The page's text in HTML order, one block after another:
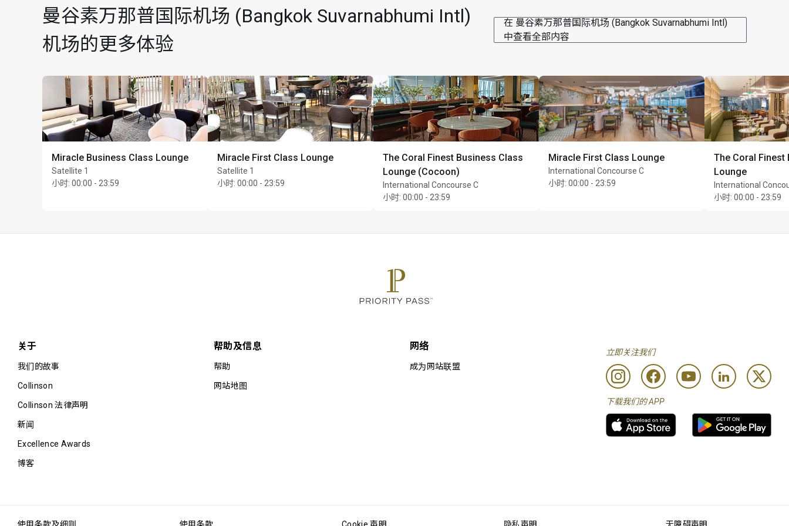
每位持卡人最多可携同 Unlimited 位同行宾客
曼谷素万那普国际机场 (Bangkok Suvarnabhumi Intl)
机场的更多体验
在 曼谷素万那普国际机场 (Bangkok Suvarnabhumi Intl)
中查看全部内容
Miracle Business Class Lounge
Satellite 1
小时: 00:00 - 23:59
Miracle First Class Lounge
Satellite 1
小时: 00:00 - 23:59
The Coral Finest Business Class
Lounge (Cocoon)
International Concourse C
小时: 00:00 - 23:59
Miracle First Class Lounge
International Concourse C
小时: 00:00 - 23:59
The Coral Finest
Lounge
International
小时: 00:00 - 23:59
关于
我们的故事
Collinson
Collinson 法律声明
新闻
Excellence Awards
博客
帮助及信息
帮助
网站地图
网络
成为网站联盟
立即关注我们
下载我们的 APP